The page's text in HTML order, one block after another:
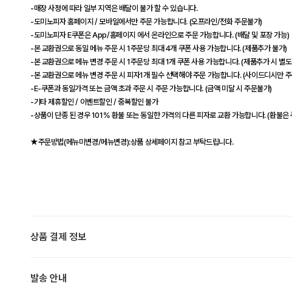
-매장 사정에 따라 일부 지역은 배달이 불가 할 수 있습니다.
-도미노피자 홈페이지 / 모바일에서만 주문 가능합니다. (오프라인/전화 주문불가)
-도미노피자 E쿠폰은 App/홈페이지 에서 온라인으로 주문 가능합니다. (배달 및 포장 가능)
-본 교환권으로 동일 메뉴 주문 시 1주문당 최대 4개 쿠폰 사용 가능합니다. (제품추가 불가)
-본 교환권으로 메뉴 변경 주문 시 1주문당 최대 1개 쿠폰 사용 가능합니다. (제품추가 시 별
-본 교환권으로 메뉴 변경 주문 시 피자1개 필수 선택해야 주문 가능합니다. (사이드디시만
-E-쿠폰과 동일가격 또는 금액 초과 주문 시 주문 가능합니다. (금액 미달 시 주문불가)
-기타 제휴할인 / 이벤트할인 / 중복할인 불가
-상품이 단종 된 경우 101% 환불 또는 동일한 가격의 다른 피자로 교환 가능합니다. (환불
★주문방법(메뉴미변경/메뉴변경):상품 상세페이지 참고 부탁드립니다.
상품 결제 정보
발송 안내